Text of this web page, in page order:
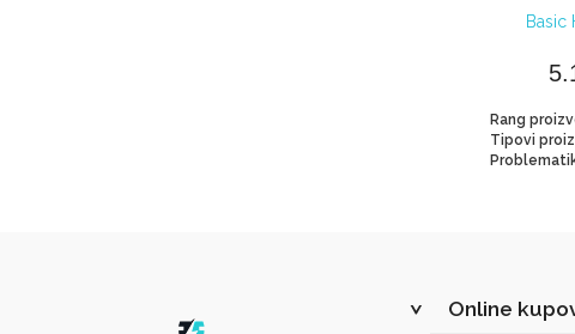
Basic
Rang
Online